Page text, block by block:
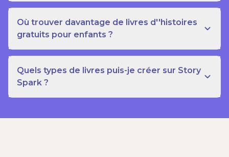
Où trouver davantage de livres d''histoires
gratuits pour enfants ?
Quels types de livres puis-je créer sur Story
Spark ?